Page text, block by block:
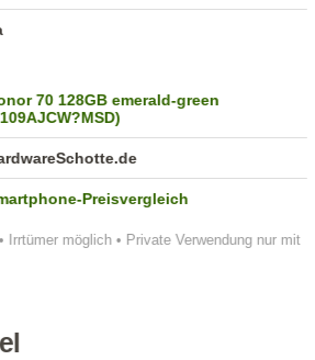
Irrtümer möglich • Private Verwendung nur mit
70 128GB emerald-green
Preisvergleich